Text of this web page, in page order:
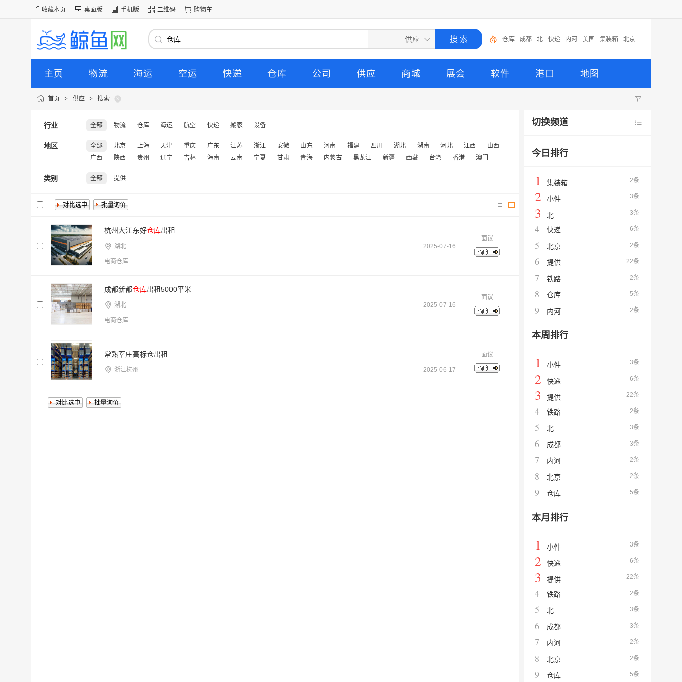
收藏本页 桌面版 手机版 二维码 购物车
仓库 成都 北 快递 内河 美国 集装箱 北京
高标仓 提供
主页 物流 海运 空运 快递 仓库 公司 供应 商城 展会 软件 港口 地图
首页 > 供应 > 搜索
行业 全部 物流 仓库 海运 航空 快递 搬家 设备
地区 全部 北京 上海 天津 重庆 广东 江苏 浙江 安徽 山东 河南 福建 四川 湖北 湖南 河北 江西
山西
广西
陕西 贵州 辽宁 吉林 海南 云南 宁夏 甘肃 青海 内蒙古 黑龙江 新疆 西藏 台湾 香港 澳门
类别 全部 提供
杭州大江东好仓库出租
2025-07-16
湖北
电商仓库
面议
成都新都仓库出租5000平米
2025-07-16
湖北
电商仓库
面议
常熟莘庄高标仓出租
2025-06-17
浙江杭州
面议
切换频道
今日排行
2条
1 集装箱
3条
2 小件
3条
3 北
6条
4 快递
2条
5 北京
22条
6 提供
2条
7 铁路
5条
8 仓库
2条
9 内河
本周排行
3条
1 小件
6条
2 快递
22条
3 提供
2条
4 铁路
3条
5 北
3条
6 成都
2条
7 内河
2条
8 北京
5条
9 仓库
本月排行
3条
1 小件
6条
2 快递
22条
3 提供
2条
4 铁路
3条
5 北
3条
6 成都
2条
7 内河
2条
8 北京
5条
9 仓库